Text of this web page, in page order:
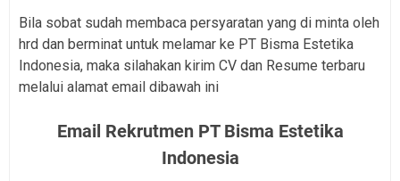
Bila sobat sudah membaca persyaratan yang di minta oleh
hrd dan berminat untuk melamar ke PT Bisma Estetika
Indonesia, maka silahakan kirim CV dan Resume terbaru
melalui alamat email dibawah ini
Email Rekrutmen PT Bisma Estetika
Indonesia